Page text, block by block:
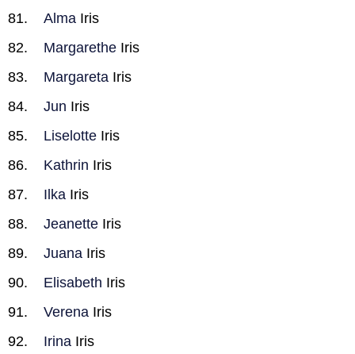
Alma Iris
Margarethe Iris
Margareta Iris
Jun Iris
Liselotte Iris
Kathrin Iris
Ilka Iris
Jeanette Iris
Juana Iris
Elisabeth Iris
Verena Iris
Irina Iris